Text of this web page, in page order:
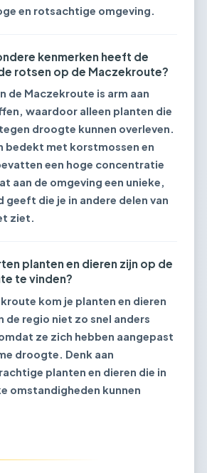
en rotsachtige omgeving.
kenmerken heeft de
rotsen op de Maczekroute?
de Maczekroute is arm aan
waardoor alleen planten die
droogte kunnen overleven.
bedekt met korstmossen en
een hoge concentratie
aan de omgeving een unieke,
geeft die je in andere delen van
ziet.
planten en dieren zijn op de
te vinden?
kom je planten en dieren
de regio niet zo snel anders
ze zich hebben aangepast
droogte. Denk aan
planten en dieren die in
omstandigheden kunnen